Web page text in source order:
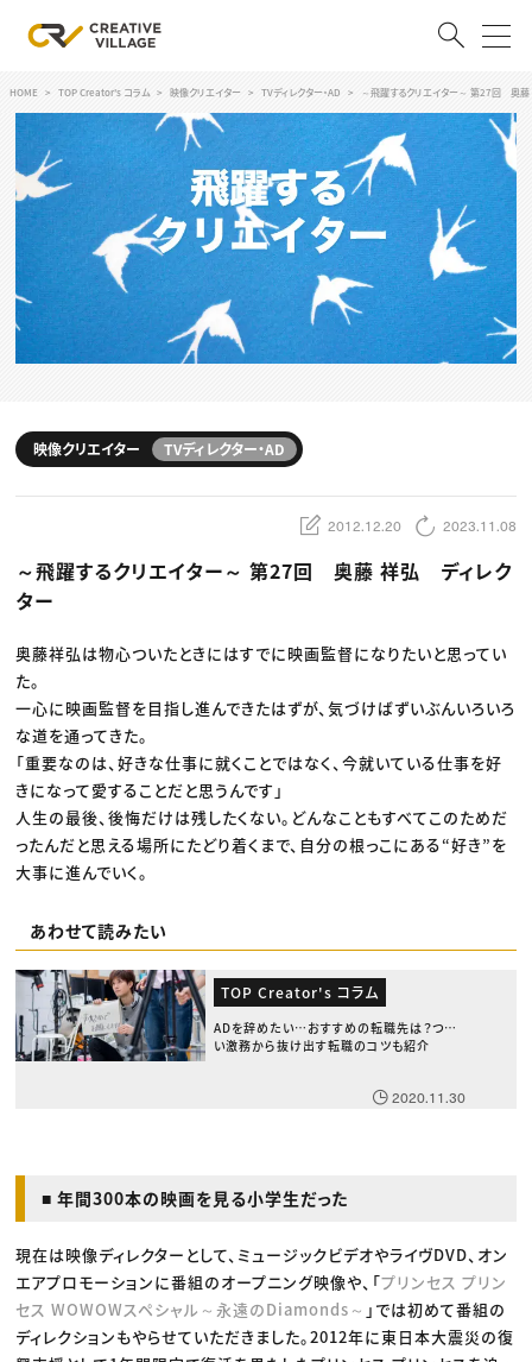
ログイン 会員登録
RECRUIT
クリエイター求人を探す
CREATIVE JOB求人検索
特集求人
採用説明会
スキルアップしたい！
デザイン
編集・ライティング
マーケティング
ディレクション
業界解説・キャリア事情
TOP Creator’s コラム
Webクリエイター
アプリクリエイター
ゲームクリエイター
映像クリエイター
クリエイターインタビュー
C＆R Magazine
セミナー
ニュース・トレンド トップ
Web
映像
ゲーム・エンタメ
広告
出版
CREATIVE VILLAGEからのお知らせ
プロフェッショナル×つながる×メディア
HOME TOP Creator's コラム 映像クリエイター TVディレクター・AD ～飛躍するクリエイター～ 第27回 奥
映像クリエイター TVディレクター・AD
2012.12.20 2023.11.08
～飛躍するクリエイター～ 第27回 奥藤 祥弘 ディレク
ター
奥藤祥弘は物心ついたときにはすでに映画監督になりたいと思ってい
た。
一心に映画監督を目指し進んできたはずが、気づけばずいぶんいろいろ
な道を通ってきた。
「重要なのは、好きな仕事に就くことではなく、今就いている仕事を好
きになって愛することだと思うんです」
人生の最後、後悔だけは残したくない。どんなこともすべてこのためだ
ったんだと思える場所にたどり着くまで、自分の根っこにある“好き”を
大事に進んでいく。
あわせて読みたい
TOP Creator's コラム
ADを辞めたい…おすすめの転職先は？つら
い激務から抜け出す転職のコツも紹介
2020.11.30
■ 年間300本の映画を見る小学生だった
現在は映像ディレクターとして、ミュージックビデオやライヴDVD、オン
エアプロモーションに番組のオープニング映像や、「プリンセス プリン
セス WOWOWスペシャル～永遠のDiamonds～ 」では初めて番組の
ディレクションもやらせていただきました。2012年に東日本大震災の復